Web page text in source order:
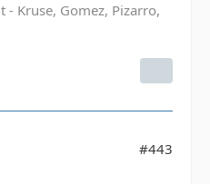
- Kruse, Gomez, Pizarro,
#443